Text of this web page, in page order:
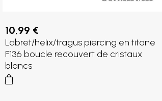
10,99 €
Labret/helix/tragus piercing en titane
F136 boucle recouvert de cristaux
blancs